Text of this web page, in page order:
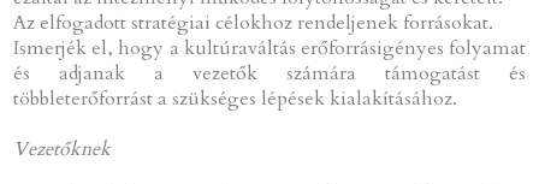
Az elfogadott stratégiai célokhoz rendeljenek forrásokat.
Ismerjék el, hogy a kultúraváltás erőforrásigényes folyamat
és adjanak a vezetők számára támogatást és
többleterőforrást a szükséges lépések kialakításához.
Vezetőknek